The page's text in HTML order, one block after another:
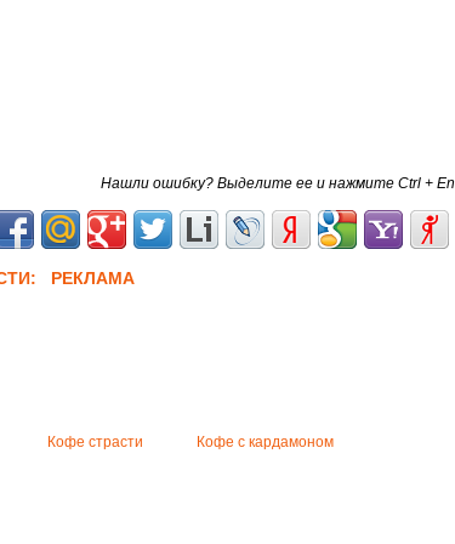
Нашли ошибку? Выделите ее и нажмите Ctrl +
РЕКЛАМА
Кофе страсти Кофе с кардамоном